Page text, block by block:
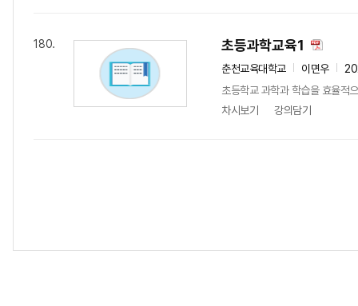
180. 초등과학교육1
춘천교육대학교 이면우
초등학교 과학과 학습을 효율적
차시보기
강의담기